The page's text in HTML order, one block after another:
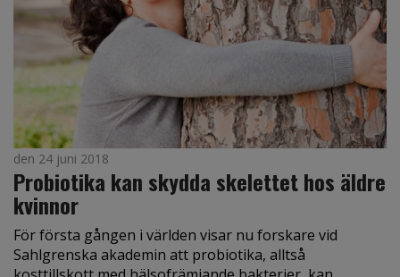
den 24 juni 2018
Probiotika kan skydda skelettet hos äldre
kvinnor
För första gången i världen visar nu forskare vid
Sahlgrenska akademin att probiotika, alltså